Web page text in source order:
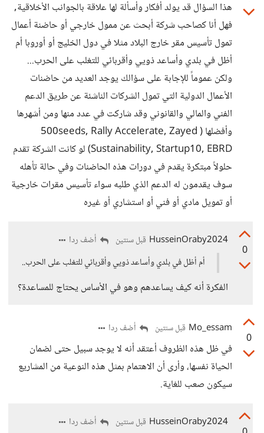
هذا السؤال قد يولد أفكار وأسألة لها علاقة بالجوانب الأخلاقية,
فهل أنا كصاحب شركة أبحث عن ممول خارجي أو حاضنة أعمال
تمول تأسيس مقر خارج البلاد مثلا في دول الخليج أو أوروبا أم
أظل في بلدي وأساعد ذويي وأقربائي للتغلب على الحرب...
ولكن عموماً للإجابة على سؤالك يوجد العديد من حاضنات
الأعمال الدولية التي تمول الشركات الناشئة عن طريق الدعم
الفني والمالي والقانوني وقد شاركت في عدد منها ومن أشهرها
وأفضلها ( 500seeds, Rally Accelerate, Zayed
Sustainability, Startup10, EBRD) لو كانت الشركة تقدم
حلولاً مبتكرة يقدم في دورات هذه الحاضنات وفي حالة تأهله
سوف يقدمون له الدعم الذي طلبه سواء تأسيس مقرات خارجية
أو تمويل مادي أو فني أو استشاري أو غيره
0
HusseinOraby2024 قبل سنتين
أضف ردا
أم أظل في بلدي وأساعد ذويي وأقربائي للتغلب على الحرب..
الفكرة أنه كيف يساعدهم وهو في الأساس يحتاج للمساعدة؟
0
Mo_essam قبل سنتين أضف ردا
في ظل هذه الظروف أعتقد أنه لا يوجد سبيل حتى لضمان
الحياة نفسها، وأرى أن الاهتمام بمثل هذه النوعية من المشاريع
سيكون صعب للغاية.
HusseinOraby2024 قبل سنتين أضف ردا